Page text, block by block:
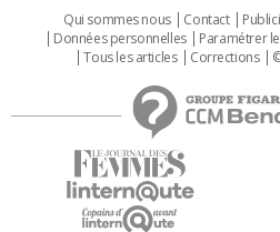
Qui sommes nous Contact
Données personnelles
Paramétrer
Tous les articles
Corrections